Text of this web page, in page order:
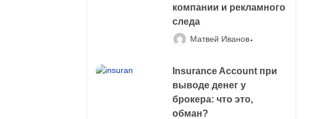
компании и рекламного
следа
Матвей Иванов
Insurance Account при
выводе денег у
брокера: что это,
обман?